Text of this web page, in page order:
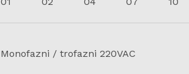
Monofazni / trofazni 220VAC